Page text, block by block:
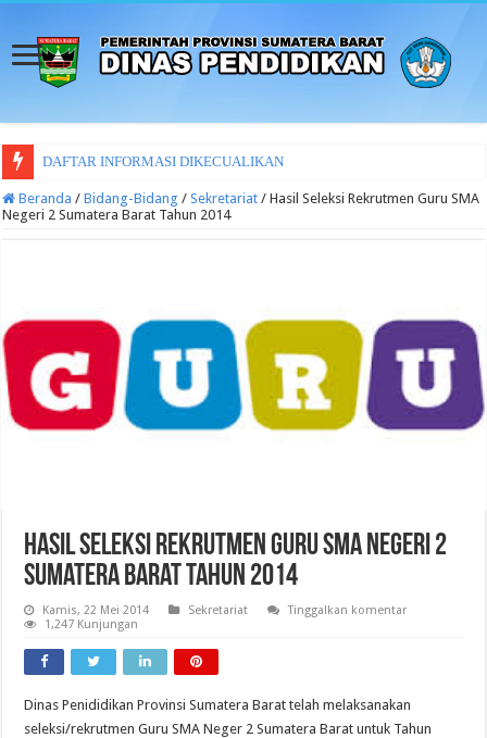
DAFTAR INFORMASI DIKECUALIKAN
Beranda / Bidang-Bidang / Sekretariat / Hasil Seleksi Rekrutmen Guru SMA
Negeri 2 Sumatera Barat Tahun 2014
Hasil Seleksi Rekrutmen Guru SMA Negeri 2
Sumatera Barat Tahun 2014
Kamis, 22 Mei 2014 Sekretariat
Tinggalkan komentar
1,247 Kunjungan
Dinas Penididikan Provinsi Sumatera Barat telah melaksanakan
seleksi/rekrutmen Guru SMA Neger 2 Sumatera Barat untuk Tahun